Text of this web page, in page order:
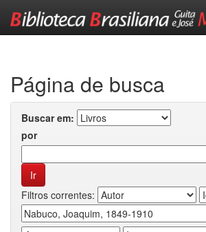
Página de busca
Buscar em:
por
Filtros correntes: